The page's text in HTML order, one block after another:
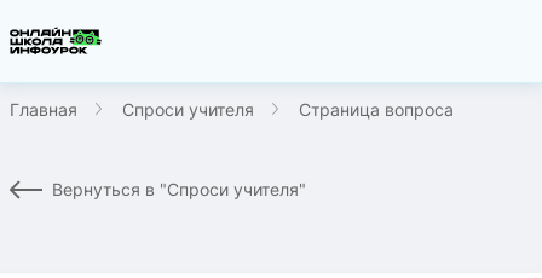
Главная Спроси учителя Страница вопроса
Вернуться в "Спроси учителя"